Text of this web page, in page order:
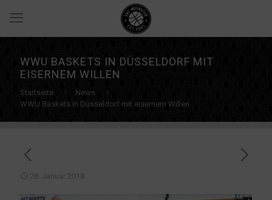
WWU BASKETS IN DÜSSELDORF MIT
EISERNEM WILLEN
Startseite
News
WWU Baskets in Düsseldorf mit eisernem Willen
28. Januar 2018